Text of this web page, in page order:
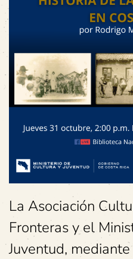
La Asociación
Fronteras y el
Juventud,